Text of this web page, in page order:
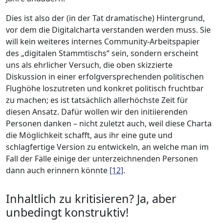
Dies ist also der (in der Tat dramatische) Hintergrund,
vor dem die Digitalcharta verstanden werden muss. Sie
will kein weiteres internes Community-Arbeitspapier
des „digitalen Stammtischs“ sein, sondern erscheint
uns als ehrlicher Versuch, die oben skizzierte
Diskussion in einer erfolgversprechenden politischen
Flughöhe loszutreten und konkret politisch fruchtbar
zu machen; es ist tatsächlich allerhöchste Zeit für
diesen Ansatz. Dafür wollen wir den initiierenden
Personen danken – nicht zuletzt auch, weil diese Charta
die Möglichkeit schafft, aus ihr eine gute und
schlagfertige Version zu entwickeln, an welche man im
Fall der Fälle einige der unterzeichnenden Personen
dann auch erinnern könnte [12].
Inhaltlich zu kritisieren? Ja, aber
unbedingt konstruktiv!